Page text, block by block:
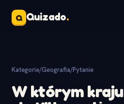
Q Quizado.
Kategorie/Geografia/Pytanie
W którym